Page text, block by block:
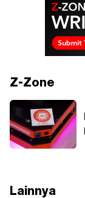
Z-Zone
Lainnya